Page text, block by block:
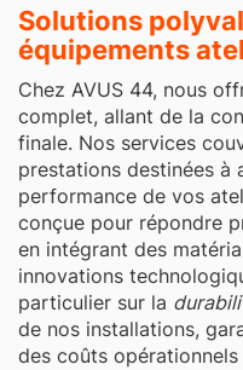
Solutions
équipements
Chez AVUS 44, nous
complet, allant de la
finale. Nos services
prestations destinées à
performance de vos
conçue pour répondre
en intégrant des
innovations
particulier sur la
de nos installations,
des coûts